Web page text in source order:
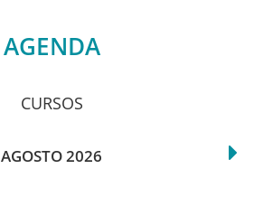
AGENDA
CURSOS
AGOSTO 2026